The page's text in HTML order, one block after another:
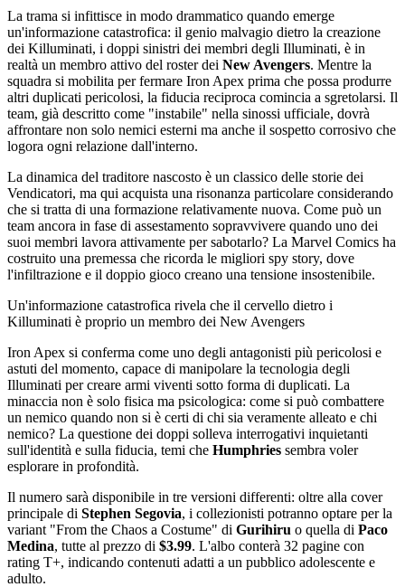
La trama si infittisce in modo drammatico quando emerge
un'informazione catastrofica: il genio malvagio dietro la creazione
dei Killuminati, i doppi sinistri dei membri degli Illuminati, è in
realtà un membro attivo del roster dei New Avengers. Mentre la
squadra si mobilita per fermare Iron Apex prima che possa produrre
altri duplicati pericolosi, la fiducia reciproca comincia a sgretolarsi. Il
team, già descritto come "instabile" nella sinossi ufficiale, dovrà
affrontare non solo nemici esterni ma anche il sospetto corrosivo che
logora ogni relazione dall'interno.
La dinamica del traditore nascosto è un classico delle storie dei
Vendicatori, ma qui acquista una risonanza particolare considerando
che si tratta di una formazione relativamente nuova. Come può un
team ancora in fase di assestamento sopravvivere quando uno dei
suoi membri lavora attivamente per sabotarlo? La Marvel Comics ha
costruito una premessa che ricorda le migliori spy story, dove
l'infiltrazione e il doppio gioco creano una tensione insostenibile.
Un'informazione catastrofica rivela che il cervello dietro i
Killuminati è proprio un membro dei New Avengers
Iron Apex si conferma come uno degli antagonisti più pericolosi e
astuti del momento, capace di manipolare la tecnologia degli
Illuminati per creare armi viventi sotto forma di duplicati. La
minaccia non è solo fisica ma psicologica: come si può combattere
un nemico quando non si è certi di chi sia veramente alleato e chi
nemico? La questione dei doppi solleva interrogativi inquietanti
sull'identità e sulla fiducia, temi che Humphries sembra voler
esplorare in profondità.
Il numero sarà disponibile in tre versioni differenti: oltre alla cover
principale di Stephen Segovia, i collezionisti potranno optare per la
variant "From the Chaos a Costume" di Gurihiru o quella di Paco
Medina, tutte al prezzo di $3.99. L'albo conterà 32 pagine con
rating T+, indicando contenuti adatti a un pubblico adolescente e
adulto.